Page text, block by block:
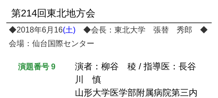
第214回東北地方会
◆2018年6月16(土) ◆会長：東北大学 張替 秀郎 ◆
会場：仙台国際センター
演題番号 9
演者：柳谷 稜 / 指導医：長谷
川 慎
山形大学医学部附属病院第三内